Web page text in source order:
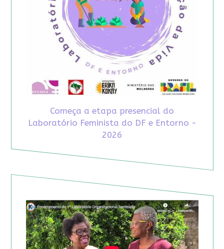
Começa a etapa presencial do
Laboratório Feminista do DF e Entorno -
2026